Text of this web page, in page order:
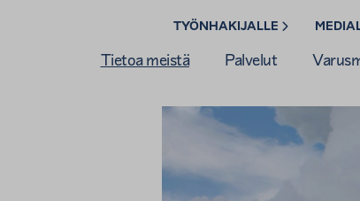
TYÖNHAKIJALLE
Tietoa meistä Palvelut